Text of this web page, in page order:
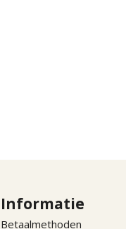
Informatie
Betaalmethoden